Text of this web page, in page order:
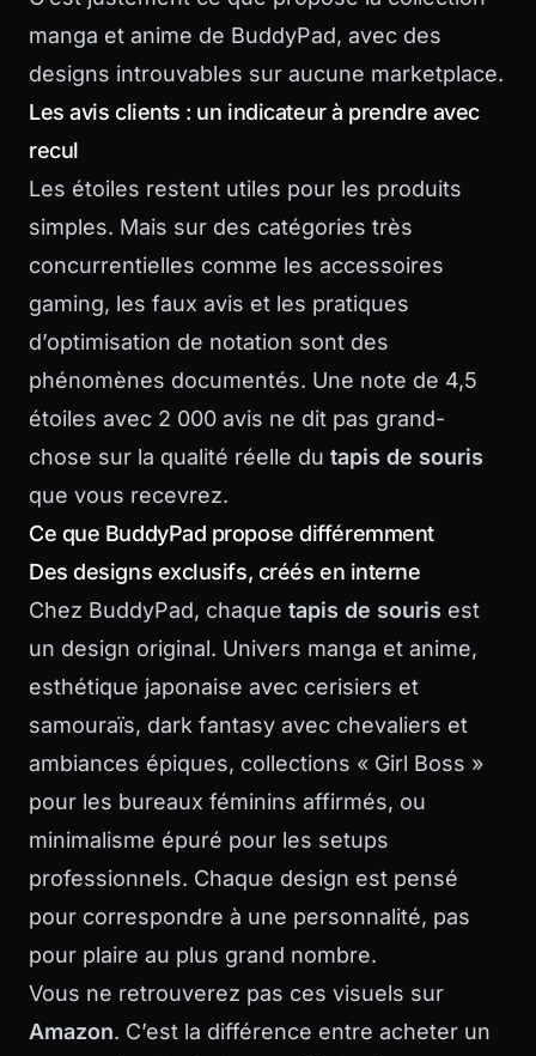
manga et anime de BuddyPad, avec des
designs introuvables sur aucune marketplace.
Les avis clients : un indicateur à prendre avec
recul
Les étoiles restent utiles pour les produits
simples. Mais sur des catégories très
concurrentielles comme les accessoires
gaming, les faux avis et les pratiques
d’optimisation de notation sont des
phénomènes documentés. Une note de 4,5
étoiles avec 2 000 avis ne dit pas grand-
chose sur la qualité réelle du tapis de souris
que vous recevrez.
Ce que BuddyPad propose différemment
Des designs exclusifs, créés en interne
Chez BuddyPad, chaque tapis de souris est
un design original. Univers manga et anime,
esthétique japonaise avec cerisiers et
samouraïs, dark fantasy avec chevaliers et
ambiances épiques, collections « Girl Boss »
pour les bureaux féminins affirmés, ou
minimalisme épuré pour les setups
professionnels. Chaque design est pensé
pour correspondre à une personnalité, pas
pour plaire au plus grand nombre.
Vous ne retrouverez pas ces visuels sur
Amazon. C’est la différence entre acheter un